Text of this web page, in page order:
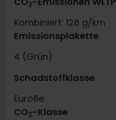
2
Kombiniert: 128 g/km
Emissionsplakette
4 (Grün)
Schadstoffklasse
Euro6e
CO2-Klasse